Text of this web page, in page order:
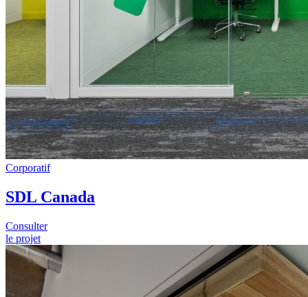
Corporatif
SDL Canada
Consulter
le projet